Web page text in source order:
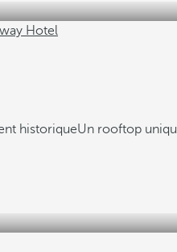
Hotel
historiqueUn rooftop